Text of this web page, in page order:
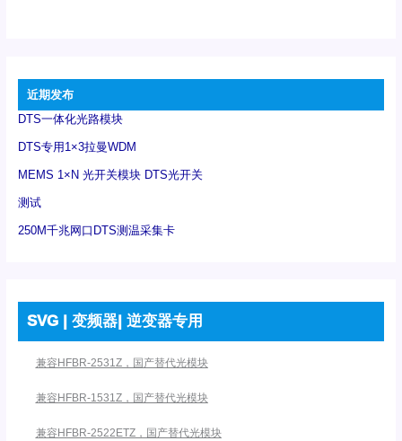
近期发布
DTS一体化光路模块
DTS专用1×3拉曼WDM
MEMS 1×N 光开关模块 DTS光开关
测试
250M千兆网口DTS测温采集卡
SVG | 变频器| 逆变器专用
兼容HFBR-2531Z，国产替代光模块
兼容HFBR-1531Z，国产替代光模块
兼容HFBR-2522ETZ，国产替代光模块